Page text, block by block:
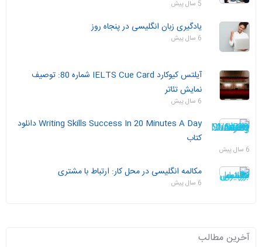
5 سال پیش
یادگیری زبان انگلیسی در پنجاه روز
6 سال پیش
آیلتس کیوکارد IELTS Cue Card شماره 80: توصیف
نمایش تئاتر
6 سال پیش
Writing Skills Success In 20 Minutes A Day دانلود
کتاب
6 سال پیش
مکالمه انگلیسی در محل کار: ارتباط با مشتری
6 سال پیش
آخرین مطالب